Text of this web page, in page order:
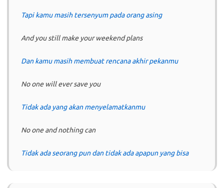
Tapi kamu masih tersenyum pada orang asing
And you still make your weekend plans
Dan kamu masih membuat rencana akhir pekanmu
No one will ever save you
Tidak ada yang akan menyelamatkanmu
No one and nothing can
Tidak ada seorang pun dan tidak ada apapun yang bisa